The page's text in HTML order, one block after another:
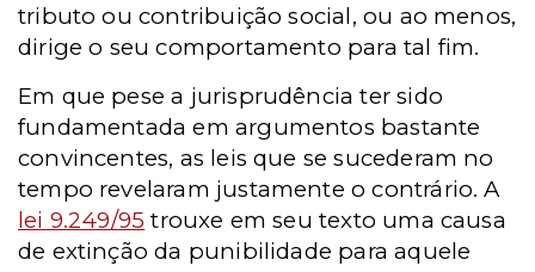
tributo ou contribuição social, ou ao menos,
dirige o seu comportamento para tal fim.
Em que pese a jurisprudência ter sido
fundamentada em argumentos bastante
convincentes, as leis que se sucederam no
tempo revelaram justamente o contrário. A
lei 9.249/95 trouxe em seu texto uma causa
de extinção da punibilidade para aquele